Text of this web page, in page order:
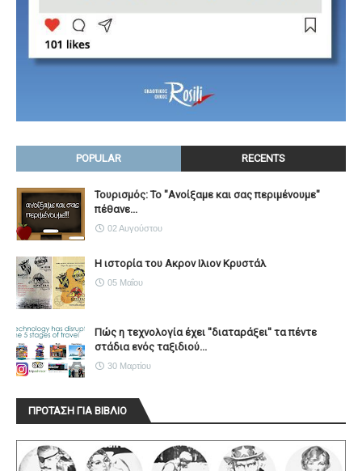
POPULAR RECENTS
Τουρισμός: Το "Ανοίξαμε και σας περιμένουμε"
πέθανε...
02 Αυγούστου
Η ιστορία του Ακρον Ιλιον Κρυστάλ
05 Μαΐου
Πώς η τεχνολογία έχει ''διαταράξει'' τα πέντε
στάδια ενός ταξιδιού...
30 Μαρτίου
ΠΡΟΤΑΣΗ ΓΙΑ ΒΙΒΛΙΟ